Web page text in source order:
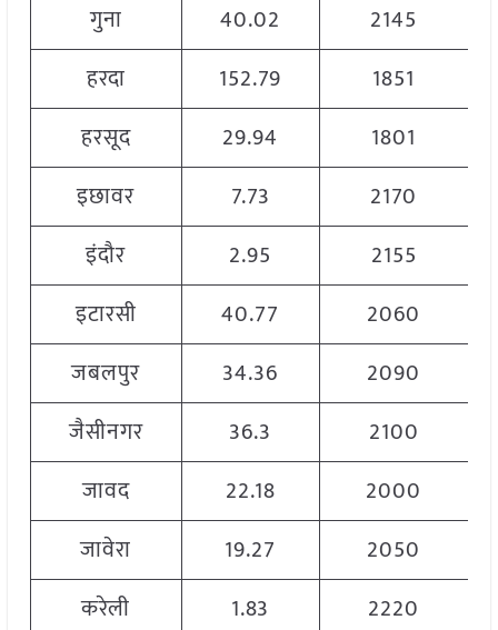
गुना
40.02
2145
हरदा
152.79
1851
हरसूद
29.94
1801
इछावर
7.73
2170
इंदौर
2.95
2155
इटारसी
40.77
2060
जबलपुर
34.36
2090
जैसीनगर
36.3
2100
जावद
22.18
2000
जावेरा
19.27
2050
करेली
1.83
2220